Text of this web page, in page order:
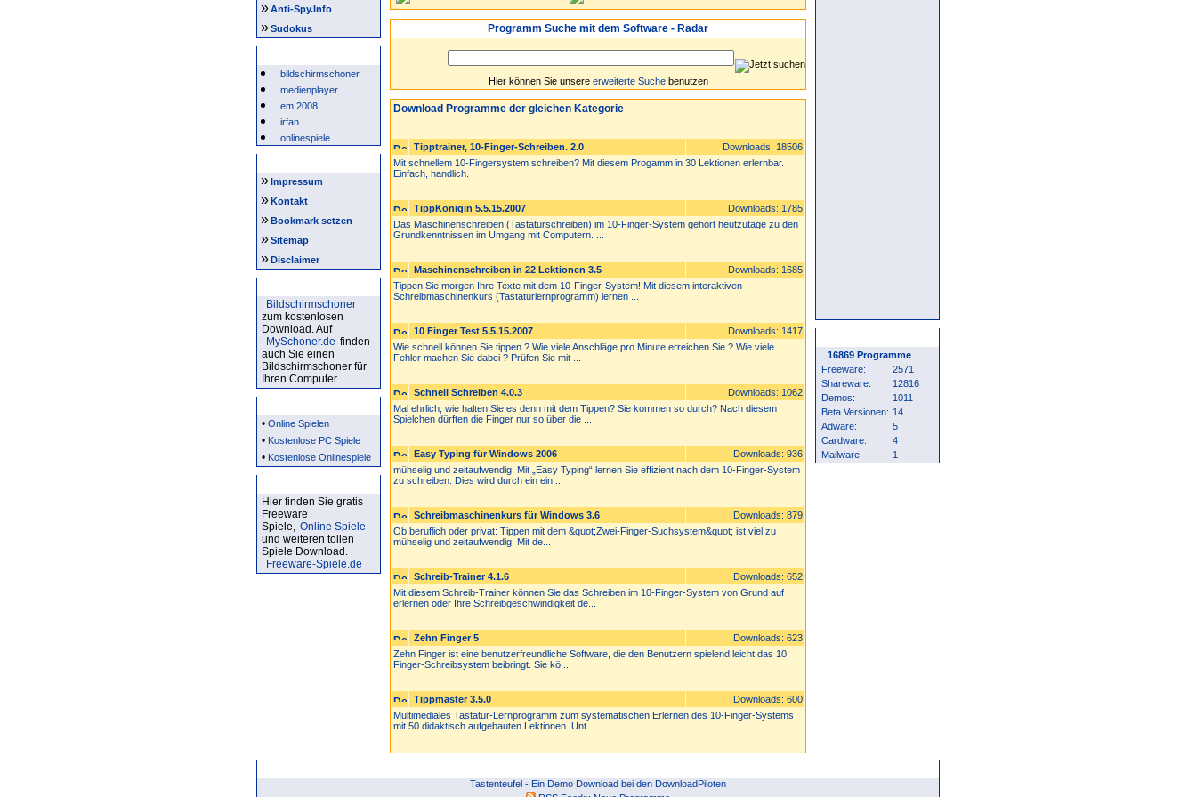
»Anti-Spy.Info
»Sudokus
bildschirmschoner
medienplayer
em 2008
irfan
onlinespiele
»Impressum
»Kontakt
»Bookmark setzen
»Sitemap
»Disclaimer
Bildschirmschoner
zum kostenlosen
Download. Auf
MySchoner.de finden
auch Sie einen
Bildschirmschoner für
Ihren Computer.
• Online Spielen
• Kostenlose PC Spiele
• Kostenlose Onlinespiele
Hier finden Sie gratis
Freeware
Spiele, Online Spiele
und weiteren tollen
Spiele Download.
Freeware-Spiele.de
Programm Suche mit dem Software - Radar
Hier können Sie unsere erweiterte Suchebenutzen
Download Programme der gleichen Kategorie
Tipptrainer, 10-Finger-Schreiben. 2.0
Downloads: 18506
Mit schnellem 10-Fingersystem schreiben? Mit diesem Progamm in 30 Lektionen erlernbar.
Einfach, handlich.
TippKönigin 5.5.15.2007
Downloads: 1785
Das Maschinenschreiben (Tastaturschreiben) im 10-Finger-System gehört heutzutage zu den
Grundkenntnissen im Umgang mit Computern. ...
Maschinenschreiben in 22 Lektionen 3.5
Downloads: 1685
Tippen Sie morgen Ihre Texte mit dem 10-Finger-System! Mit diesem interaktiven
Schreibmaschinenkurs (Tastaturlernprogramm) lernen ...
10 Finger Test 5.5.15.2007
Downloads: 1417
Wie schnell können Sie tippen ? Wie viele Anschläge pro Minute erreichen Sie ? Wie viele
Fehler machen Sie dabei ? Prüfen Sie mit ...
Schnell Schreiben 4.0.3
Downloads: 1062
Mal ehrlich, wie halten Sie es denn mit dem Tippen? Sie kommen so durch? Nach diesem
Spielchen dürften die Finger nur so über die ...
Easy Typing für Windows 2006
Downloads: 936
mühselig und zeitaufwendig! Mit „Easy Typing“ lernen Sie effizient nach dem 10-Finger-System
zu schreiben. Dies wird durch ein ein...
Schreibmaschinenkurs für Windows 3.6
Downloads: 879
Ob beruflich oder privat: Tippen mit dem &quot;Zwei-Finger-Suchsystem&quot; ist viel zu
mühselig und zeitaufwendig! Mit de...
Schreib-Trainer 4.1.6
Downloads: 652
Mit diesem Schreib-Trainer können Sie das Schreiben im 10-Finger-System von Grund auf
erlernen oder Ihre Schreibgeschwindigkeit de...
Zehn Finger 5
Downloads: 623
Zehn Finger ist eine benutzerfreundliche Software, die den Benutzern spielend leicht das 10
Finger-Schreibsystem beibringt. Sie kö...
Tippmaster 3.5.0
Downloads: 600
Multimediales Tastatur-Lernprogramm zum systematischen Erlernen des 10-Finger-Systems
mit 50 didaktisch aufgebauten Lektionen. Unt...
16869 Programme
Freeware:
2571
Shareware:
12816
Demos:
1011
Beta Versionen: 14
Adware:
5
Cardware:
4
Mailware:
1
Tastenteufel - Ein Demo Download bei den DownloadPiloten